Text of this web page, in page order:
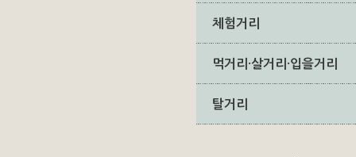
체험거리
먹거리·살거리·입을거리
탈거리